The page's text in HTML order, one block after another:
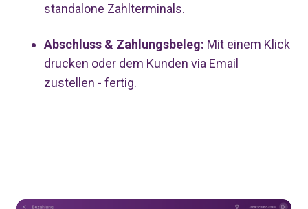
standalone Zahlterminals.
Abschluss & Zahlungsbeleg: Mit einem Klick
drucken oder dem Kunden via Email
zustellen - fertig.